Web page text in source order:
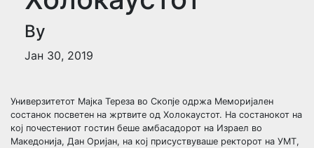
By
Јан 30, 2019
Универзитетот Мајка Тереза во Скопје одржа Меморијален
состанок посветен на жртвите од Холокаустот. На состанокот на
кој почестениот гостин беше амбасадорот на Израел во
Македонија, Дан Оријан, на кој присуствуваше ректорот на УМТ,